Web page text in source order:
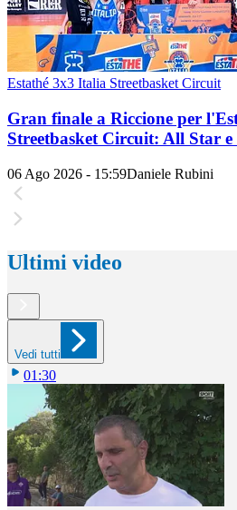
Estathé 3x3 Italia Streetbasket Circuit
Gran finale a Riccione per
Streetbasket Circuit: All Star
06 Ago 2026 - 15:59Daniele Rubini
Ultimi video
Vedi tutti
01:30